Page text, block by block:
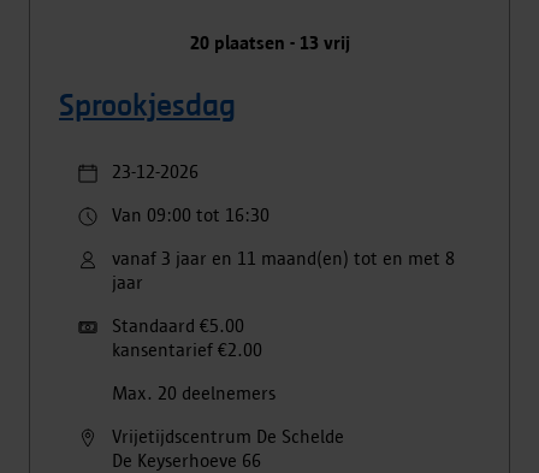
20plaatsen - 13 vrij
Sprookjesdag
23-12-2026
Van 09:00 tot 16:30
vanaf 3 jaar en 11 maand(en) tot en met 8
jaar
Standaard €5.00
kansentarief €2.00
Max. 20 deelnemers
Vrijetijdscentrum De Schelde
De Keyserhoeve 66